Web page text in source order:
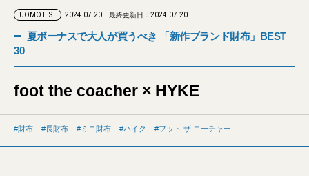
UOMO LIST 2024.07.20 最終更新日：2024.07.20
夏ボーナスで大人が買うべき 「新作ブランド財布」BEST
30
foot the coacher × HYKE
財布 長財布 ミニ財布 ハイク フット ザ コーチャー